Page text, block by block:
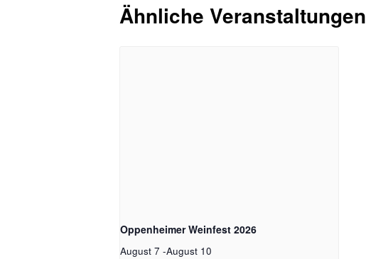
Ähnliche Veranstaltungen
Oppenheimer Weinfest 2026
August 7 -August 10